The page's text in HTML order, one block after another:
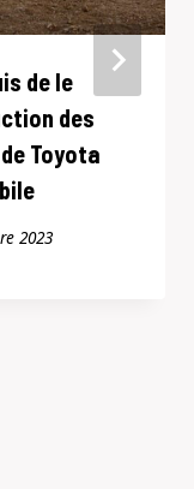
de le
des
Toyota
2023